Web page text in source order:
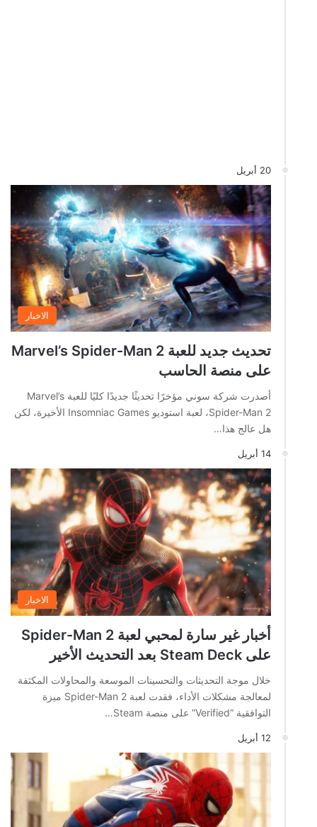
20 أبريل
الاخبار
تحديث جديد للعبة Marvel’s Spider-Man 2
على منصة الحاسب
أصدرت شركة سوني مؤخرًا تحديثًا جديدًا كليًا للعبة Marvel’s
Spider-Man 2، لعبة استوديو Insomniac Games الأخيرة، لكن
هل عالج هذا…
14 أبريل
الاخبار
أخبار غير سارة لمحبي لعبة Spider-Man 2
على Steam Deck بعد التحديث الأخير
خلال موجة التحديثات والتحسينات الموسعة والمحاولات المكثفة
لمعالجة مشكلات الأداء، فقدت لعبة Spider-Man 2 ميزة
التوافقية “Verified” على منصة Steam…
12 أبريل